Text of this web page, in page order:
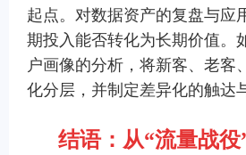
起点。对数据资产的复盘与应
期投入能否转化为长期价值。
户画像的分析，将新客、老客
化分层，并制定差异化的触达
结语：从“流量战役